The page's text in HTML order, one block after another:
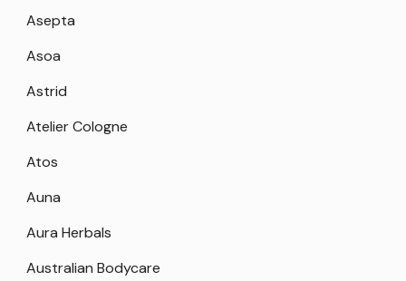
Asepta
Asoa
Astrid
Atelier Cologne
Atos
Auna
Aura Herbals
Australian Bodycare